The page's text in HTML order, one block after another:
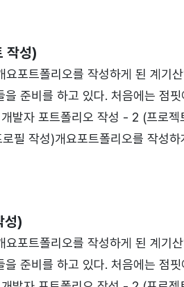
업기능요원을 준비하기 위해 이력
작성)
포트폴리오를 작성하게 된 계기산
준비를 하고 있다. 처음에는 점
발자 포트폴리오 작성 - 2 (프로젝
필 작성)개요포트폴리오를 작성하
업기능요원을 준비하기 위해 이력
성)
포트폴리오를 작성하게 된 계기산
준비를 하고 있다. 처음에는 점